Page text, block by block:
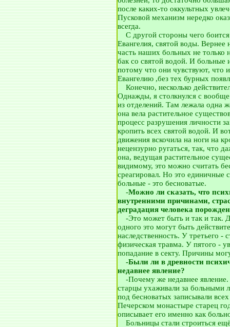
после каких-то оккультных
Пусковой механизм нередко
всегда.
С другой стороны чего
Евангелия, святой воды. Вернее
часть наших больных не только
бак со святой водой. И
потому что они чувствуют, что
Евангелию ,без тех бурных
Конечно, несколько
Однажды, я столкнулся с
из отделений. Там лежала одна
она вела растительное
процесс разрушения личности
кропить всех святой водой. И
движения вскочила на ноги на
нецензурно ругаться, так, что
она, ведущая растительное
видимому, это можно считать
среагировал. Но это единичные
больные - это бесноватые.
-Можно ли сказать, что
внутренними причинами,
деградация человека
-Это может быть и так и так.
одного это могут быть
наследственность. У третьего -
физическая травма. У пятого -
попадание в секту. Причины
-Были ли в древности
недавнее явление?
-Почему же недавнее
старцы ухаживали за больными
под бесноватых записывали
Печерском монастыре старец
описывает его именно как
Больницы стали строиться